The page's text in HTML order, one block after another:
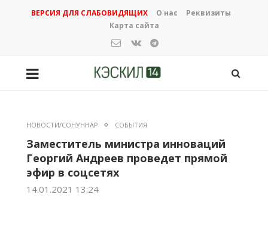
ВЕРСИЯ ДЛЯ СЛАБОВИДЯЩИХ О нас
Реквизиты
Карта сайта
НОВОСТИ/СОНУННАР СОБЫТИЯ
Заместитель министра инноваций
Георгий Андреев проведет прямой
эфир в соцсетях
14.01.2021 13:24